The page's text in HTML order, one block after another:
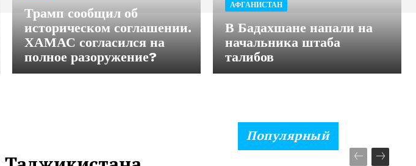
Трамп сообщил об
историческом соглашении.
ХАМАС согласился на
полное разоружение?
АФГАНИСТАН
В Бадахшане напали на
начальника штаба
талибов
Популярный